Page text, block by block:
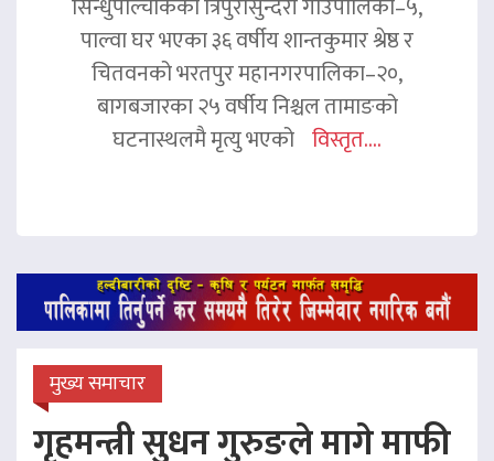
पाल्वा घर भएका ३६ वर्षीय शान्तकुमार श्रेष्ठ र
चितवनको भरतपुर महानगरपालिका–२०,
बागबजारका २५ वर्षीय निश्चल तामाङको
घटनास्थलमै मृत्यु भएको विस्तृत....
मुख्य समाचार
गृहमन्त्री सुधन गुरुङले मागे माफी